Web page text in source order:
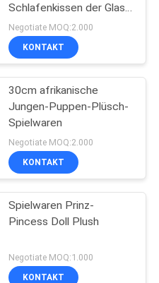
Schlafenkissen der Glas-
Kinder
Negotiate MOQ:2.000
KONTAKT
30cm afrikanische
Jungen-Puppen-Plüsch-
Spielwaren
Negotiate MOQ:2.000
KONTAKT
Spielwaren Prinz-
Pincess Doll Plush
Negotiate MOQ:1.000
KONTAKT